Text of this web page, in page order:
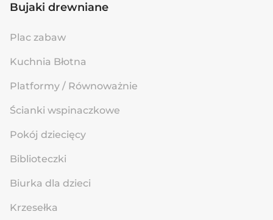
Bujaki drewniane
Plac zabaw
Kuchnia Błotna
Platformy / Równoważnie
Ścianki wspinaczkowe
Pokój dziecięcy
Biblioteczki
Biurka dla dzieci
Krzesełka